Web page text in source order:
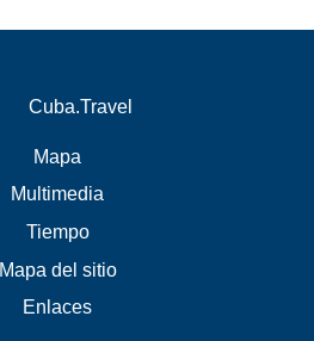
Cuba.Travel
Mapa
Multimedia
Tiempo
Mapa del sitio
Enlaces